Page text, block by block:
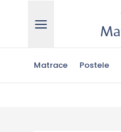
Matrace Postele